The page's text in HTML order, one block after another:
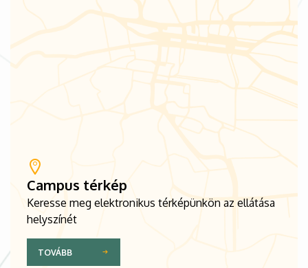
Campus térkép
Keresse meg elektronikus térképünkön az ellátása
helyszínét
TOVÁBB